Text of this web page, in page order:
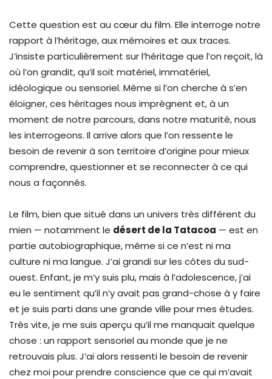
Cette question est au cœur du film. Elle interroge notre
rapport à l’héritage, aux mémoires et aux traces.
J’insiste particulièrement sur l’héritage que l’on reçoit, là
où l’on grandit, qu’il soit matériel, immatériel,
idéologique ou sensoriel. Même si l’on cherche à s’en
éloigner, ces héritages nous imprègnent et, à un
moment de notre parcours, dans notre maturité, nous
les interrogeons. Il arrive alors que l’on ressente le
besoin de revenir à son territoire d’origine pour mieux
comprendre, questionner et se reconnecter à ce qui
nous a façonnés.
Le film, bien que situé dans un univers très différent du
mien — notamment le désert de la Tatacoa — est en
partie autobiographique, même si ce n’est ni ma
culture ni ma langue. J’ai grandi sur les côtes du sud-
ouest. Enfant, je m’y suis plu, mais à l’adolescence, j’ai
eu le sentiment qu’il n’y avait pas grand-chose à y faire
et je suis parti dans une grande ville pour mes études.
Très vite, je me suis aperçu qu’il me manquait quelque
chose : un rapport sensoriel au monde que je ne
retrouvais plus. J’ai alors ressenti le besoin de revenir
chez moi pour prendre conscience que ce qui m’avait